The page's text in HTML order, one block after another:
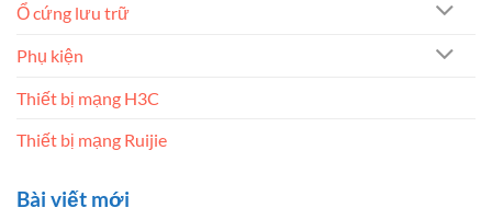
Ổ cứng lưu trữ
Phụ kiện
Thiết bị mạng H3C
Thiết bị mạng Ruijie
Bài viết mới